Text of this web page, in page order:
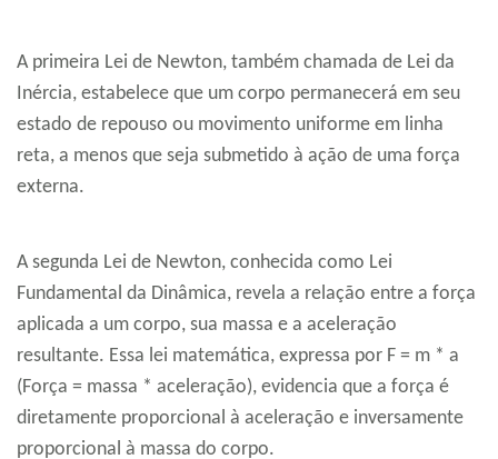
A primeira Lei de Newton, também chamada de Lei da
Inércia, estabelece que um corpo permanecerá em seu
estado de repouso ou movimento uniforme em linha
reta, a menos que seja submetido à ação de uma força
externa.
A segunda Lei de Newton, conhecida como Lei
Fundamental da Dinâmica, revela a relação entre a força
aplicada a um corpo, sua massa e a aceleração
resultante. Essa lei matemática, expressa por F = m * a
(Força = massa * aceleração), evidencia que a força é
diretamente proporcional à aceleração e inversamente
proporcional à massa do corpo.